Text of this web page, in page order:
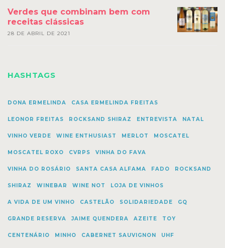
Verdes que combinam bem com
receitas clássicas
28 DE ABRIL DE 2021
HASHTAGS
DONA ERMELINDA CASA ERMELINDA FREITAS
LEONOR FREITAS ROCKSAND SHIRAZ ENTREVISTA NATAL
VINHO VERDE WINE ENTHUSIAST MERLOT MOSCATEL
MOSCATEL ROXO CVRPS VINHA DO FAVA
VINHA DO ROSÁRIO SANTA CASA ALFAMA FADO ROCKSAND
SHIRAZ WINEBAR WINE NOT LOJA DE VINHOS
A VIDA DE UM VINHO CASTELÃO SOLIDARIEDADE GQ
GRANDE RESERVA JAIME QUENDERA AZEITE TOY
CENTENÁRIO MINHO CABERNET SAUVIGNON UHF